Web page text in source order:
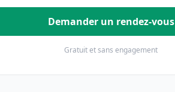
Demander un rendez-vous
Gratuit et sans engagement